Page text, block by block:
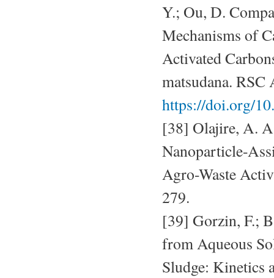
Y.; Ou, D.
Mechanisms of
Activated
matsudana.
https://doi.org/
[38] Olajire, A.
Nanoparticle-
Agro-Waste
279.
[39] Gorzin, F.;
from Aqueous
Sludge: Kinetics